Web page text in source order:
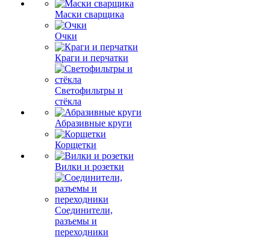
Маски сварщика
Очки
Краги и перчатки
Светофильтры и
стёкла
Абразивные круги
Корщетки
Вилки и розетки
Соединители,
разъемы и
переходники